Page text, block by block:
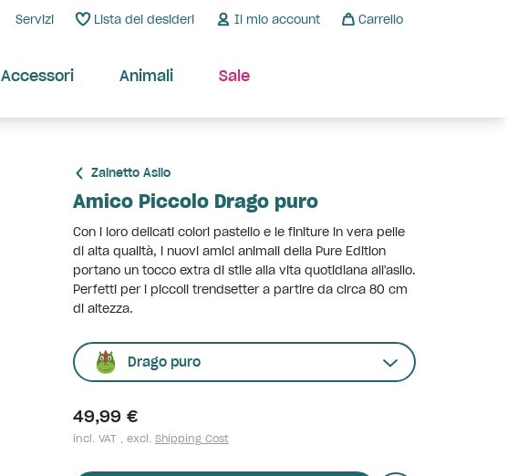
Servizi Lista dei desideri Il mio account Carrello
Accessori Animali Sale
Zainetto Asilo
Amico Piccolo Drago puro
Con i loro delicati colori pastello e le finiture in vera pelle
di alta qualità, i nuovi amici animali della Pure Edition
portano un tocco extra di stile alla vita quotidiana all'asilo.
Perfetti per i piccoli trendsetter a partire da circa 80 cm
di altezza.
Drago puro
49,99 €
incl. VAT , excl. Shipping Cost